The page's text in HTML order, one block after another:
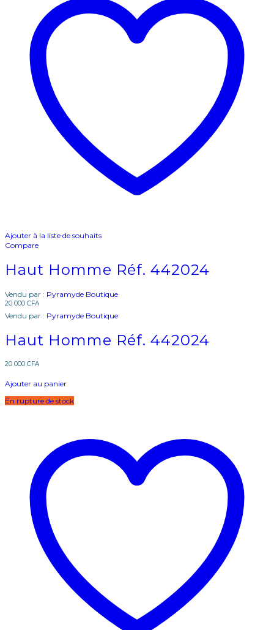
Ajouter à la liste de souhaits
Compare
Haut Homme Réf. 442024
Vendu par : Pyramyde Boutique
20 000 CFA
Vendu par : Pyramyde Boutique
Haut Homme Réf. 442024
20 000 CFA
Ajouter au panier
En rupture de stock